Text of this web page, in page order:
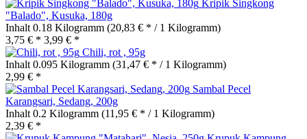
Kripik Singkong
"Balado", Kusuka, 180g
Inhalt 0.18 Kilogramm (20,83 € * / 1 Kilogramm)
3,75 € * 3,99 € *
Chili, rot , 95g
Inhalt 0.095 Kilogramm (31,47 € * / 1 Kilogramm)
2,99 € *
Sambal Pecel
Karangsari, Sedang, 200g
Inhalt 0.2 Kilogramm (11,95 € * / 1 Kilogramm)
2,39 € *